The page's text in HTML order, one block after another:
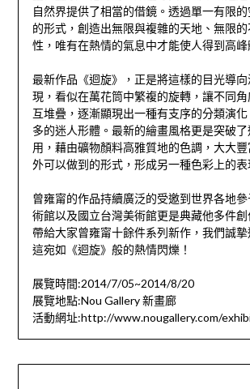
自然界提供了相當的借鏡。透過單一有限
的形式，創造出無限與複雜的天地、無限
性，唯有在熱情的氣息中才能使人得到高峰
最新作品《迴旋》，正是將這樣的目光導
現，看似在萬花筒中繁複的旋轉，讓不同
互堆疊，逐漸顯現出一種有支序的分類演
多的迷人形體。最新的繪畫風格更是突破
用，藉由礦物顏料高雅質地的色調，大大
外可以做到的形式，形成另一種色彩上的表
曾雍甯的作品持續廣泛的受邀到世界各地
術館以及國立台灣美術館更是典藏他多件
帶給大家曾雍甯十餘件系列新作，我們誠
這宛如《迴旋》般的熱情閃爍！
展覽時間:2014/7/05~2014/8/20
展覽地點:Nou Gallery 新畫廊
活動網址:http://www.nougallery.com/